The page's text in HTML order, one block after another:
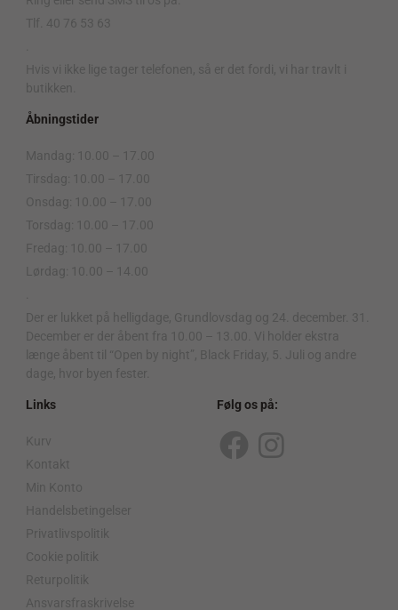
Tlf. 40 76 53 63
Hvis vi ikke lige tager telefonen, så er det fordi, vi har travlt i
butikken.
Åbningstider
Mandag: 10.00 – 17.00
Tirsdag: 10.00 – 17.00
Onsdag: 10.00 – 17.00
Torsdag: 10.00 – 17.00
Fredag: 10.00 – 17.00
Lørdag: 10.00 – 14.00
Der er lukket på helligdage, Grundlovsdag og 24. december. 31.
December er der åbent fra 10.00 – 13.00. Vi holder ekstra
længe åbent til “Open by night”, Black Friday, 5. Juli og andre
dage, hvor byen fester.
Links
Kurv
Kontakt
Min Konto
Handelsbetingelser
Privatlivspolitik
Cookie politik
Returpolitik
Ansvarsfraskrivelse
Følg os på:
F
I